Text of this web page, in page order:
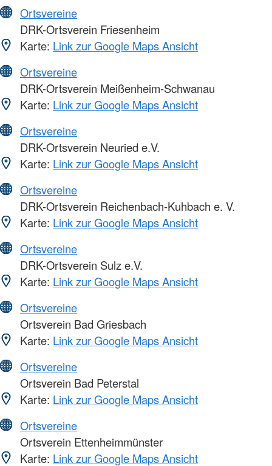
Ortsvereine
DRK-Ortsverein Friesenheim
Karte: Link zur Google Maps Ansicht
Ortsvereine
DRK-Ortsverein Meißenheim-Schwanau
Karte: Link zur Google Maps Ansicht
Ortsvereine
DRK-Ortsverein Neuried e.V.
Karte: Link zur Google Maps Ansicht
Ortsvereine
DRK-Ortsverein Reichenbach-Kuhbach e. V.
Karte: Link zur Google Maps Ansicht
Ortsvereine
DRK-Ortsverein Sulz e.V.
Karte: Link zur Google Maps Ansicht
Ortsvereine
Ortsverein Bad Griesbach
Karte: Link zur Google Maps Ansicht
Ortsvereine
Ortsverein Bad Peterstal
Karte: Link zur Google Maps Ansicht
Ortsvereine
Ortsverein Ettenheimmünster
Karte: Link zur Google Maps Ansicht